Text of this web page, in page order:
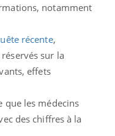
notamment
récente,
sur la
effets
que les médecins
des chiffres à la